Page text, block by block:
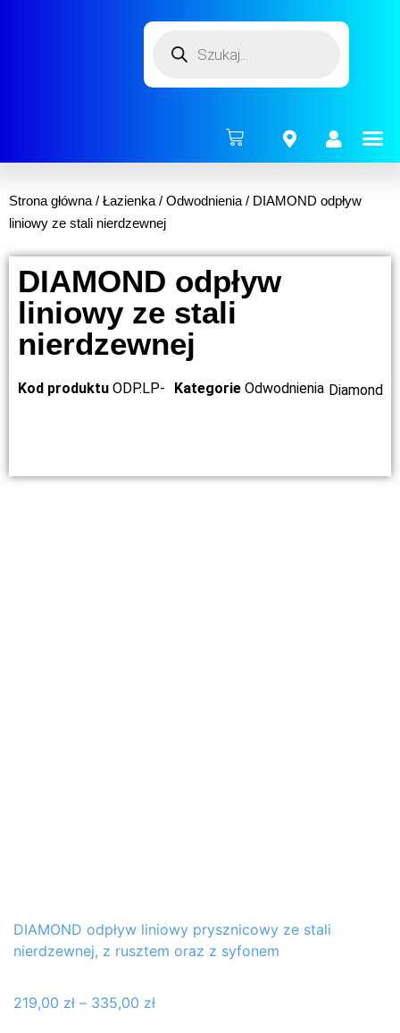
Strona główna / Łazienka / Odwodnienia / DIAMOND odpływ
liniowy ze stali nierdzewnej
DIAMOND odpływ
liniowy ze stali
nierdzewnej
Kod produktu ODP.LP- Kategorie Odwodnienia Diamond
DIAMOND odpływ liniowy prysznicowy ze stali
nierdzewnej, z rusztem oraz z syfonem
219,00 zł – 335,00 zł